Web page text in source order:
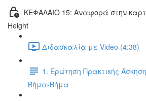
ΚΕΦΑΛΑΙΟ 15: Αναφορά στην
Height
Διδασκαλία με Video (4:38)
1. Ερώτηση Πρακτικής
Βήμα-Βήμα